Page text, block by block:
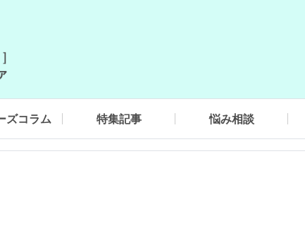
ズコラム 特集記事 悩み相談